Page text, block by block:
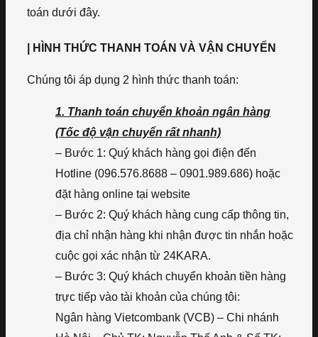
toán dưới đây.
| HÌNH THỨC THANH TOÁN VÀ VẬN CHUYỂN
Chúng tôi áp dụng 2 hình thức thanh toán:
1. Thanh toán chuyển khoản ngân hàng
(Tốc độ vận chuyển rất nhanh)
– Bước 1: Quý khách hàng gọi điện đến
Hotline (096.576.8688 – 0901.989.686) hoặc
đặt hàng online tại website
– Bước 2: Quý khách hàng cung cấp thông tin,
địa chỉ nhận hàng khi nhận được tin nhắn hoặc
cuộc gọi xác nhận từ 24KARA.
– Bước 3: Quý khách chuyển khoản tiền hàng
trực tiếp vào tài khoản của chúng tôi:
Ngân hàng Vietcombank (VCB) – Chi nhánh